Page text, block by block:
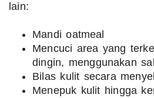
lain:
Mandi oatmeal
Mencuci area yang
dingin, menggunakan
Bilas kulit secara
Menepuk kulit hingga